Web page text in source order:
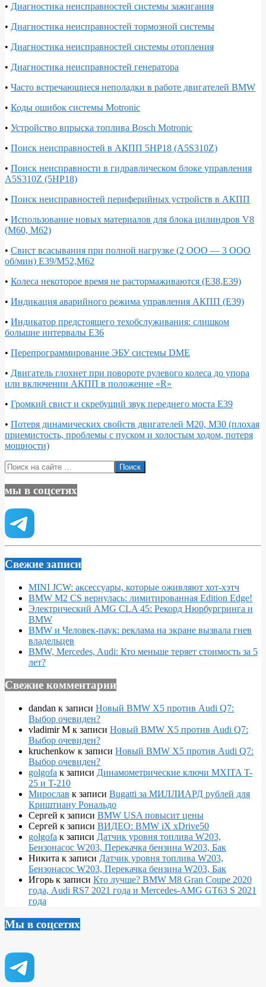
• Диагностика неисправностей системы зажигания
• Диагностика неисправностей тормозной системы
• Диагностика неисправностей системы отопления
• Диагностика неисправностей генератора
• Часто встречающиеся неполадки в работе двигателей BMW
• Коды ошибок системы Motronic
• Устройство впрыска топлива Bosch Motronic
• Поиск неисправностей в АКПП 5HP18 (A5S310Z)
• Поиск неисправности в гидравлическом блоке управления
A5S310Z (5HP18)
• Поиск неисправностей периферийных устройств в АКПП
• Использование новых материалов для блока цилиндров V8
(М60, М62)
• Свист всасывания при полной нагрузке (2 ООО — 3 ООО
об/мин) Е39/М52,М62
• Колеса некоторое время не растормаживаются (E38,E39)
• Индикация аварийного режима управления АКПП (E39)
• Индикатор предстоящего техобслуживания: слишком
большие интервалы Е36
• Перепрограммирование ЭБУ системы DME
• Двигатель глохнет при повороте рулевого колеса до упора
или включении АКПП в положение «R»
• Громкий свист и скребущий звук переднего моста Е39
• Потеря динамических свойств двигателей М20, М30 (плохая
приемистость, проблемы с пуском и холостым ходом, потеря
мощности)
2018-
04-
02
Поиск
мы в соцсетях
Свежие записи
MINI JCW: аксессуары, которые оживляют хот-хэтч
BMW M2 CS вернулась: лимитированная Edition Edge!
Электрический AMG CLA 45: Рекорд Нюрбургринга и
BMW
BMW и Человек-паук: реклама на экране вызвала гнев
владельцев
BMW, Mercedes, Audi: Кто меньше теряет стоимость за 5
лет?
Свежие комментарии
dandan к записи Новый BMW X5 против Audi Q7:
Выбор очевиден?
vladimir M к записи Новый BMW X5 против Audi Q7:
Выбор очевиден?
kruchenkow к записи Новый BMW X5 против Audi Q7:
Выбор очевиден?
golgofa к записи Динамометрические ключи MXITA T-
25 и T-210
Мирослав к записи Bugatti за МИЛЛИАРД рублей для
Криштиану Рональдо
Сергей к записи BMW USA повысит цены
Сергей к записи ВИДЕО: BMW iX xDrive50
golgofa к записи Датчик уровня топлива W203,
Бензонасос W203, Перекачка бензина W203, Бак
Никита к записи Датчик уровня топлива W203,
Бензонасос W203, Перекачка бензина W203, Бак
Игорь к записи Кто лучше? BMW M8 Gran Coupe 2020
года, Audi RS7 2021 года и Mercedes-AMG GT63 S 2021
года
Мы в соцсетях